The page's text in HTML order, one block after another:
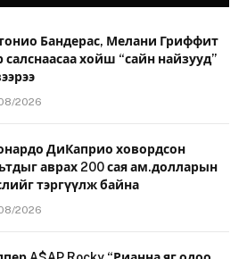
Бандерас, Мелани Гриффит
салснаасаа хойш “сайн найзууд”
2026
ДиКаприо ховордсон
аврах 200 сая ам.долларын
тэргүүлж байна
2026